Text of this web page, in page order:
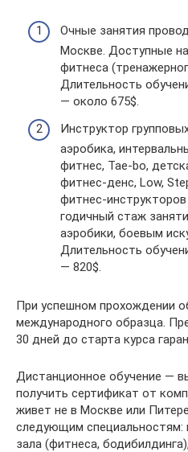
Очные занятия
Москве. Доступные
фитнеса
Длительность
— около 675$.
Инструктор
аэробика,
фитнес, Tae-bo,
фитнес-денс, Low,
фитнес-
годичный стаж
аэробики, боевым
Длительность
— 820$.
При успешном прохождении
международного образца.
30 дней до старта курса
Дистанционное обучение —
получить сертификат от
живет не в Москве или
следующим специальностям:
зала (фитнеса,